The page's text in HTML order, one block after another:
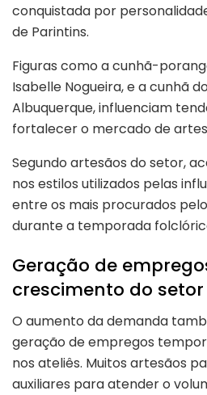
conquistada por
de Parintins.
Figuras como a cunhã-
Isabelle Nogueira, e a cunhã
Albuquerque, influenciam
fortalecer o mercado de
Segundo artesãos do setor,
nos estilos utilizados pelas
entre os mais procurados
durante a temporada
Geração de
crescimento do setor
O aumento da demanda
geração de empregos
nos ateliês. Muitos artesãos
auxiliares para atender o